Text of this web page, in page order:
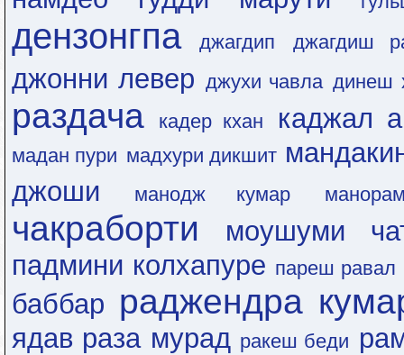
дензонгпа джагдип джагдиш
джонни левер джухи чавла динеш
раздача кадер кхан каджал
мадан пури мадхури дикшит
джоши
манодж кумар
чакраборти
моушуми
падмини колхапуре пареш равал
баббар раджендра
ядав раза мурад ракеш беди